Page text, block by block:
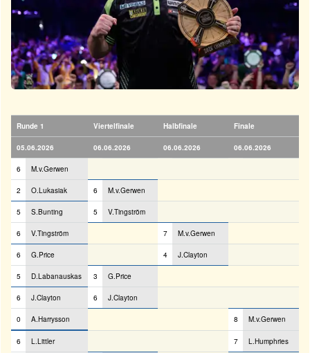
Runde 1 Viertelfinale Halbfinale Finale
05.06.2026 06.06.2026 06.06.2026 06.06.2026
6 M.v.Gerwen
2 O.Lukasiak 6 M.v.Gerwen
5 S.Bunting 5 V.Tingström
6 V.Tingström 7 M.v.Gerwen
6 G.Price 4 J.Clayton
5 D.Labanauskas 3 G.Price
6 J.Clayton 6 J.Clayton
0 A.Harrysson 8 M.v.Gerwen
6 L.Littler 7 L.Humphries